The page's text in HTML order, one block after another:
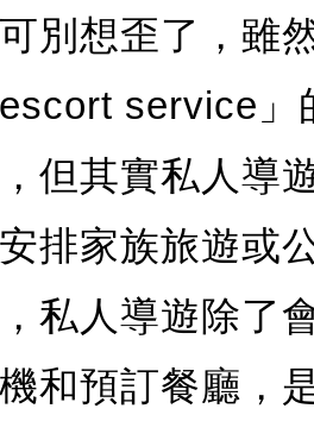
別想歪了，雖
service」
但其實私人導
排家族旅遊或
私人導遊除了
和預訂餐廳，